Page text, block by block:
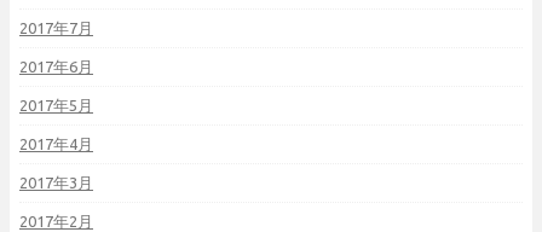
2017年7月
2017年6月
2017年5月
2017年4月
2017年3月
2017年2月